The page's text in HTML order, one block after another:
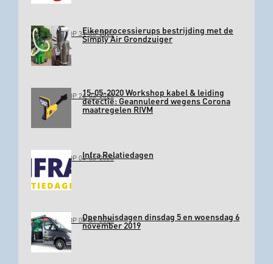
GEPLAATST OP 31-03-2020Eikenprocessierups bestrijding met de
Simply Air Grondzuiger
GEPLAATST OP 26-03-202015-05-2020 Workshop kabel & leiding
detectie: Geannuleerd wegens Corona
maatregelen RIVM
GEPLAATST OP 04-03-2020Infra Relatiedagen
GEPLAATST OP 09-01-2020Openhuisdagen dinsdag 5 en woensdag 6
november 2019